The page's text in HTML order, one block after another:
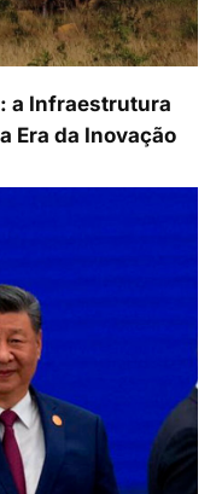
a Infraestrutura
Era da Inovação